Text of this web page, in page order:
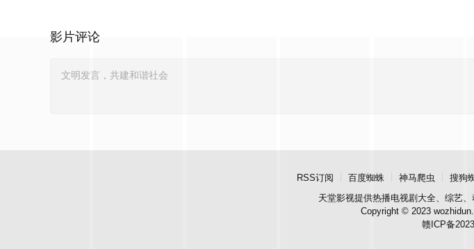
影片评论
RSS订阅 百度蜘蛛 神马爬虫 搜狗
天堂影视提供热播电视剧大全、综艺
Copyright © 2023
赣ICP备